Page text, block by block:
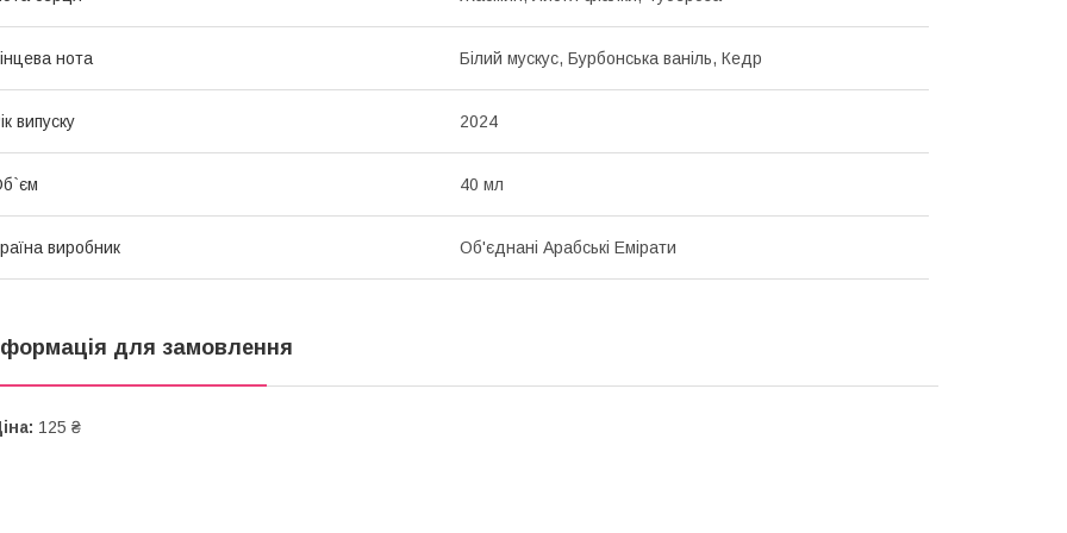
нота Білий мускус, Бурбонська ваніль, Кедр
випуску 2024
40 мл
виробник Об'єднані Арабські Емірати
для замовлення
125 ₴